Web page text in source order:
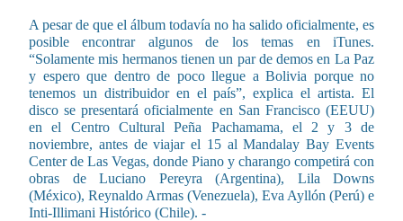
A pesar de que el álbum todavía no ha salido oficialmente, es
posible encontrar algunos de los temas en iTunes.
“Solamente mis hermanos tienen un par de demos en La Paz
y espero que dentro de poco llegue a Bolivia porque no
tenemos un distribuidor en el país”, explica el artista. El
disco se presentará oficialmente en San Francisco (EEUU)
en el Centro Cultural Peña Pachamama, el 2 y 3 de
noviembre, antes de viajar el 15 al Mandalay Bay Events
Center de Las Vegas, donde Piano y charango competirá con
obras de Luciano Pereyra (Argentina), Lila Downs
(México), Reynaldo Armas (Venezuela), Eva Ayllón (Perú) e
Inti-Illimani Histórico (Chile). -